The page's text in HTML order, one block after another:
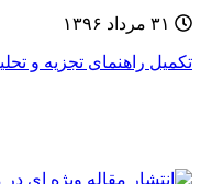
تکمیل راهنمای تجزیه و